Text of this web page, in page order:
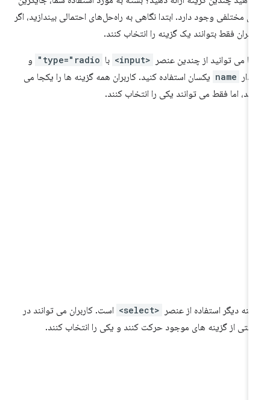
مختلفی وجود دارد. ابتدا نگاهی به راه‌حل‌های احتمالی بیندازید، اگر
فقط بتوانند یک گزینه را انتخاب کنند.
می توانید از چندین عنصر <input> با type="radio"
و
name یکسان استفاده کنید. کاربران همه گزینه ها را یکجا می
اما فقط می توانند یکی را انتخاب کنند.
دیگر استفاده از عنصر <select>
است. کاربران می توانند در
از گزینه های موجود حرکت کنند و یکی را انتخاب کنند.